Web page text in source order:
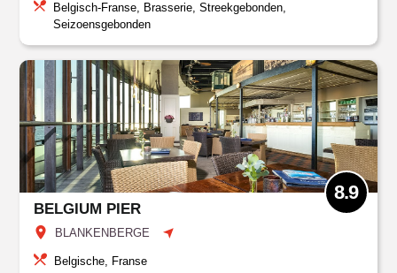
Belgisch-Franse, Brasserie, Streekgebonden,
Seizoensgebonden
BELGIUM PIER
BLANKENBERGE
8.9
Belgische, Franse